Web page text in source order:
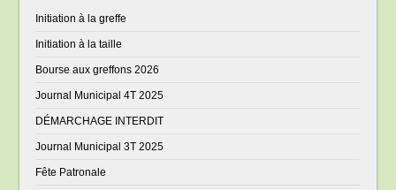
Initiation à la greffe
Initiation à la taille
Bourse aux greffons 2026
Journal Municipal 4T 2025
DÉMARCHAGE INTERDIT
Journal Municipal 3T 2025
Fête Patronale